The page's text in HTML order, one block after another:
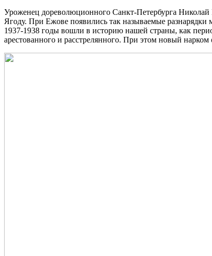
Уроженец дореволюционного Санкт-Петербурга
Ягоду. При Ежове появились так называемые
1937-1938 годы вошли в историю нашей страны, как
арестованного и расстрелянного. При этом новый